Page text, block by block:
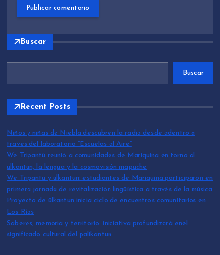
Buscar
Buscar
Recent Posts
Niños y niñas de Niebla descubren la radio desde adentro a
través del laboratorio “Escuelas al Aire”
We Tripantü reunió a comunidades de Mariquina en torno al
ülkantun, la lengua y la cosmovisión mapuche
We Tripantü y ülkantun: estudiantes de Mariquina participaron en
primera jornada de revitalización lingüística a través de la música
Proyecto de ülkantun inicia ciclo de encuentros comunitarios en
Los Ríos
Saberes, memoria y territorio: iniciativa profundizará enel
significado cultural del palikantun